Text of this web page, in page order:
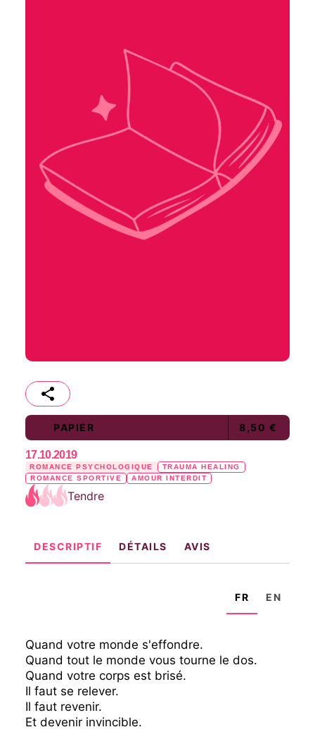
PAPIER 8,50 €
17.10.2019
ROMANCE PSYCHOLOGIQUE
TRAUMA HEALING
ROMANCE SPORTIVE
AMOUR INTERDIT
Tendre
DESCRIPTIF DÉTAILS AVIS
FR EN
Quand votre monde s'effondre.
Quand tout le monde vous tourne le dos.
Quand votre corps est brisé.
Il faut se relever.
Il faut revenir.
Et devenir invincible.